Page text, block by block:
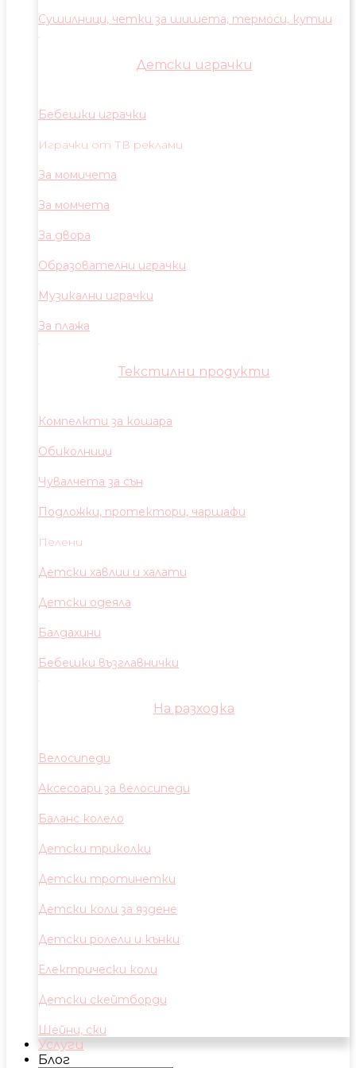
Сушилници, четки за шишета, термоси, кутии
Детски играчки
Бебешки играчки
Играчки от ТВ реклами
За момичета
За момчета
За двора
Образователни играчки
Музикални играчки
За плажа
Текстилни продукти
Компелкти за кошара
Обиколници
Чувалчета за сън
Подложки, протектори, чаршафи
Пелени
Детски хавлии и халати
Детски одеяла
Балдахини
Бебешки възглавнички
На разходка
Велосипеди
Аксесоари за велосипеди
Баланс колело
Детски триколки
Детски тротинетки
Детски коли за яздене
Детски ролели и кънки
Електрически коли
Детски скейтборди
Шейни, ски
Услуги
Блог